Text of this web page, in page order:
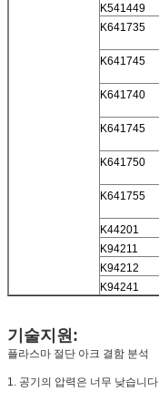
K541449
K641735
K641745
K641740
K641745
K641750
K641755
K44201
K94211
K94212
K94241
기술지원:
플라스마 절단 아크 결함 분석
1. 공기의 압력은 너무 낮습니다